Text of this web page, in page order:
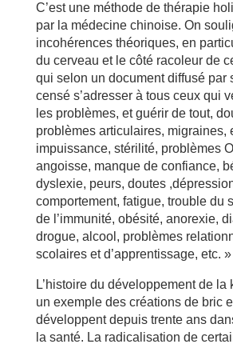
C’est une méthode de thérapie
par la médecine chinoise. On
incohérences théoriques, en
du cerveau et le côté racoleur de
qui selon un document diffusé par
censé s’adresser à tous ceux qui
les problèmes, et guérir de tout,
problèmes articulaires, migraines,
impuissance, stérilité, problèmes
angoisse, manque de confiance,
dyslexie, peurs, doutes
comportement, fatigue, trouble du
de l’immunité, obésité, anorexie,
drogue, alcool, problèmes
scolaires et d’apprentissage, etc. »
L’histoire du développement de
un exemple des créations de bric
développent depuis trente ans
la santé. La radicalisation de